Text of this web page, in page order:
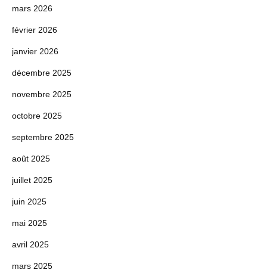
mars 2026
février 2026
janvier 2026
décembre 2025
novembre 2025
octobre 2025
septembre 2025
août 2025
juillet 2025
juin 2025
mai 2025
avril 2025
mars 2025